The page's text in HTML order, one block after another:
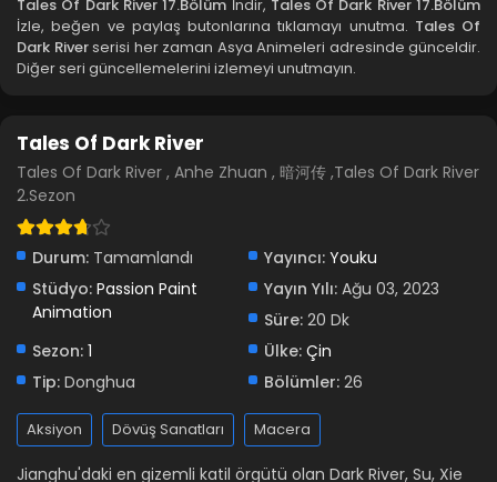
Tales Of Dark River 13.Bölüm
Blm 13 - Nisan 17, 2024
Tales Of Dark River 11-12.Bölüm
Blm 10 - Eylül 28, 2023
Tales Of Dark River 9.Bölüm
Blm 8 - Eylül 13, 2023
Tales Of Dark River 17.Bölüm İndir, Tales Of Dark River 17.Bölüm
İzle, beğen ve paylaş butonlarına tıklamayı unutma. Tales Of
Dark Riverserisi her zaman Asya Animeleri adresinde günceldir.
Diğer seri güncellemelerini izlemeyi unutmayın.
Tales Of Dark River
Tales Of Dark River , Anhe Zhuan , 暗河传 ,Tales Of Dark River
2.Sezon
Durum: Tamamlandı Yayıncı: Youku
Stüdyo: Passion Paint
Animation
Yayın Yılı: Ağu 03, 2023
Süre: 20 Dk
Sezon: 1 Ülke: Çin
Tip: Donghua Bölümler: 26
Aksiyon Dövüş Sanatları Macera
Jianghu'daki en gizemli katil örgütü olan Dark River, Su, Xie